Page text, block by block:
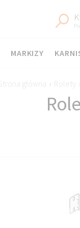
MARKIZY
Strona główna › Rolety